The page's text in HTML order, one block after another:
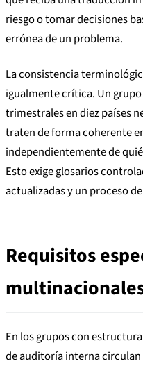
riesgo o tomar decisiones
errónea de un problema.
La consistencia
igualmente crítica. Un
trimestrales en diez países
traten de forma coherente
independientemente de
Esto exige glosarios
actualizadas y un proceso
Requisitos
En los grupos con
de auditoría interna